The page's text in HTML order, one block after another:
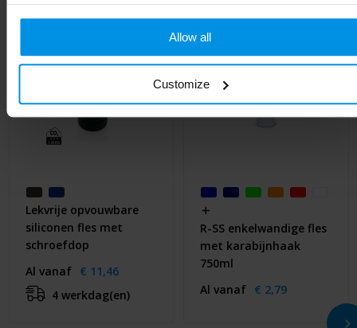
Allow all
Customize
Lekvrije opvouwbare
siliconen fles met
schroefdop
Al vanaf € 11,46
4 werkdag(en)
R-SS enkelwandige fles
met karabijnhaak
750ml
Al vanaf € 2,79